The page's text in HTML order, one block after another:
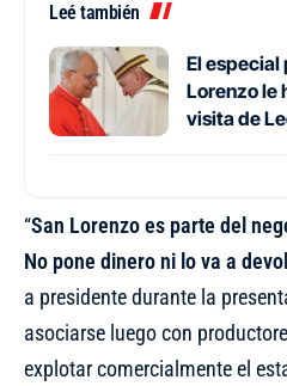
Leé también
El especial
Lorenzo le
visita de
“San Lorenzo es parte del
No pone dinero ni lo va a
a presidente durante la
asociarse luego con
explotar comercialmente el